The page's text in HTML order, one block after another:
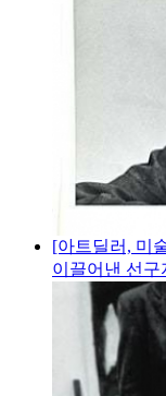
[아트딜러, 미
이끌어낸 선구